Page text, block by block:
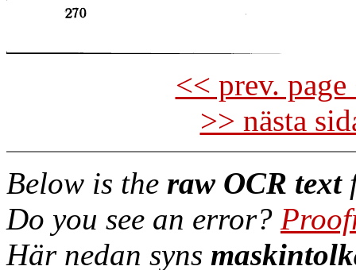
<< prev.
>> nästa
Below is the raw OCR text
Do you see an error?
Här nedan syns